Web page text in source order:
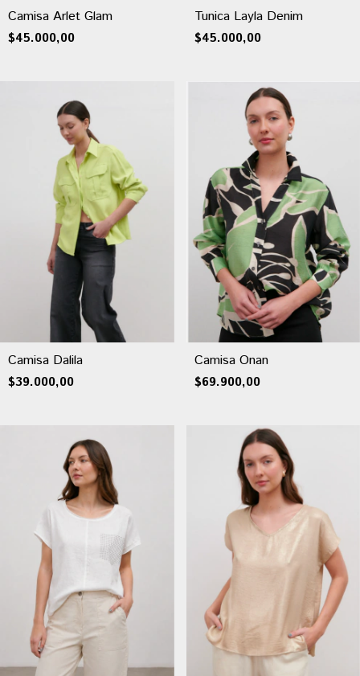
Camisa Arlet Glam
$45.000,00
Tunica Layla Denim
$45.000,00
Camisa Dalila
$39.000,00
Camisa Onan
$69.900,00